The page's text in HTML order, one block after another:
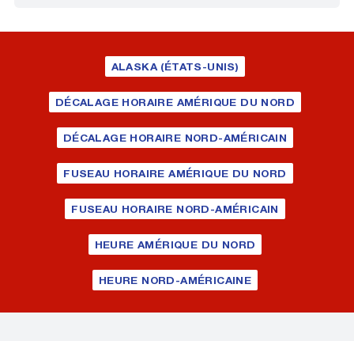
ALASKA (ÉTATS-UNIS)
DÉCALAGE HORAIRE AMÉRIQUE DU NORD
DÉCALAGE HORAIRE NORD-AMÉRICAIN
FUSEAU HORAIRE AMÉRIQUE DU NORD
FUSEAU HORAIRE NORD-AMÉRICAIN
HEURE AMÉRIQUE DU NORD
HEURE NORD-AMÉRICAINE